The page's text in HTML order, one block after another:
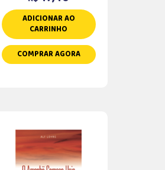
ADICIONAR AO
CARRINHO
COMPRAR AGORA